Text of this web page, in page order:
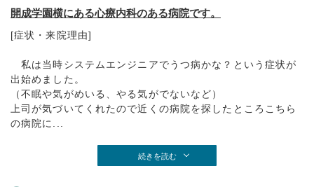
開成学園横にある心療内科のある病院です。
[症状・来院理由]
私は当時システムエンジニアでうつ病かな？という症状が
出始めました。
（不眠や気がめいる、やる気がでないなど）
上司が気づいてくれたので近くの病院を探したところこちら
の病院に...
続きを読む